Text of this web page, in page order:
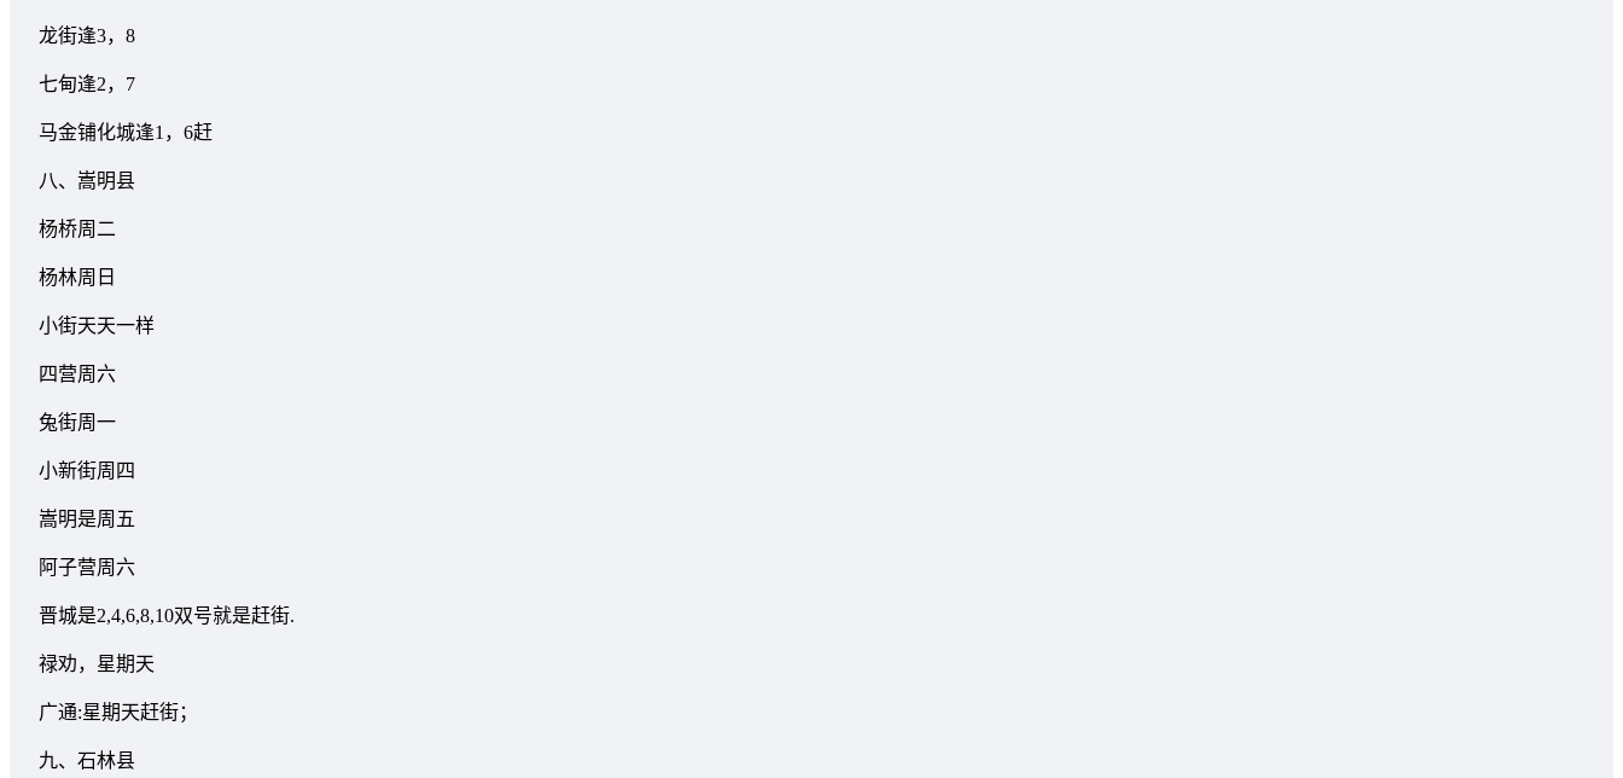
龙街逢3，8
七甸逢2，7
马金铺化城逢1，6赶
八、嵩明县
杨桥周二
杨林周日
小街天天一样
四营周六
兔街周一
小新街周四
嵩明是周五
阿子营周六
晋城是2,4,6,8,10双号就是赶街.
禄劝，星期天
广通:星期天赶街；
九、石林县